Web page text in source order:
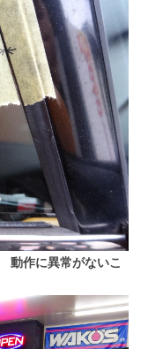
動作に異常がないこ